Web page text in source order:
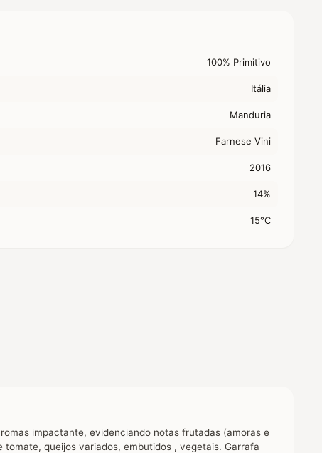
100% Primitivo
Itália
Manduria
Farnese Vini
2016
14%
15°C
impactante, evidenciando notas frutadas (amoras e
queijos variados, embutidos , vegetais. Garrafa